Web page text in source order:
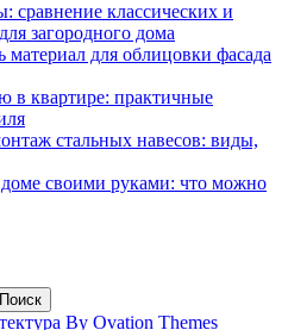
сравнение классических и
загородного дома
для облицовки фасада
в квартире: практичные
стальных навесов: виды,
своими руками: что можно
Поиск
By Ovation Themes